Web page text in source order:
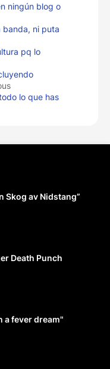
ningún blog o
banda, ni puta
pq lo
lo que has
Skog av Nidstang”
Death Punch
a fever dream"